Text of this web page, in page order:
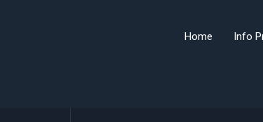
Home Info